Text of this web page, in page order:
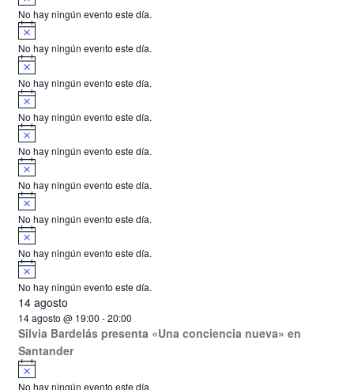
i
o
d
e
E
v
e
n
t
o
s
s
s
s
o
s
o
o
t
o
s
t
s
t
s
n
t
o
s
n
o
n
o
ov
i
s
o
No hay ningún evento este día.
A
v
i
s
o
No hay ningún evento este día.
A
v
i
s
o
No hay ningún evento este día.
A
v
i
s
o
No hay ningún evento este día.
A
v
i
s
o
No hay ningún evento este día.
A
v
i
s
o
No hay ningún evento este día.
A
v
i
s
o
No hay ningún evento este día.
A
v
i
s
o
No hay ningún evento este día.
A
v
i
s
o
No hay ningún evento este día.
14 agosto
14 agosto @ 19:00 -20:00
Silvia Bardelás presenta «Una conciencia nueva» en
Santander
A
v
No hay ningún evento este día.